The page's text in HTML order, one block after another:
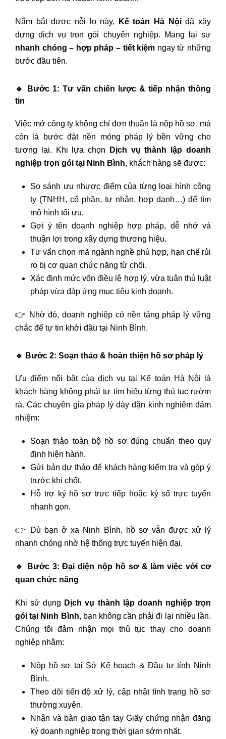
Nắm bắt được nỗi lo này, Kế toán Hà Nộiđã xây
dựng dịch vụ trọn gói chuyên nghiệp. Mang lại sự
nhanh chóng – hợp pháp – tiết kiệm ngay từ những
bước đầu tiên.
🔹
Bước 1: Tư vấn chiến lược & tiếp nhận thông
tin
Việc mở công ty không chỉ đơn thuần là nộp hồ sơ, mà
còn là bước đặt nền móng pháp lý bền vững cho
tương lai. Khi lựa chọn
Dịch vụ thành lập doanh
nghiệp trọn gói tại Ninh Bình, khách hàng sẽ được:
So sánh ưu nhược điểm của từng loại hình công
ty (TNHH, cổ phần, tư nhân, hợp danh…) để tìm
mô hình tối ưu.
Gợi ý tên doanh nghiệp hợp pháp, dễ nhớ và
thuận lợi trong xây dựng thương hiệu.
Tư vấn chọn mã ngành nghề phù hợp, hạn chế rủi
ro bị cơ quan chức năng từ chối.
Xác định mức vốn điều lệ hợp lý, vừa tuân thủ luật
pháp vừa đáp ứng mục tiêu kinh doanh.
👉 Nhờ đó, doanh nghiệp có nền tảng pháp lý vững
chắc để tự tin khởi đầu tại Ninh Bình.
🔹 Bước 2: Soạn thảo & hoàn thiện hồ sơ pháp lý
Ưu điểm nổi bật của dịch vụ tại Kế toán Hà Nội là
khách hàng không phải tự tìm hiểu từng thủ tục rườm
rà. Các chuyên gia pháp lý dày dặn kinh nghiệm đảm
nhiệm:
Soạn thảo toàn bộ hồ sơ đúng chuẩn theo quy
định hiện hành.
Gửi bản dự thảo để khách hàng kiểm tra và góp ý
trước khi chốt.
Hỗ trợ ký hồ sơ trực tiếp hoặc ký số trực tuyến
nhanh gọn.
👉 Dù bạn ở xa Ninh Bình, hồ sơ vẫn được xử lý
nhanh chóng nhờ hệ thống trực tuyến hiện đại.
🔹
Bước 3: Đại diện nộp hồ sơ & làm việc với cơ
quan chức năng
Khi sử dụng Dịch vụ thành lập doanh nghiệp trọn
gói tại Ninh Bình, bạn không cần phải đi lại nhiều lần.
Chúng tôi đảm nhận mọi thủ tục thay cho doanh
nghiệp nhằm:
Nộp hồ sơ tại Sở Kế hoạch & Đầu tư tỉnh Ninh
Bình.
Theo dõi tiến độ xử lý, cập nhật tình trạng hồ sơ
thường xuyên.
Nhận và bàn giao tận tay Giấy chứng nhận đăng
ký doanh nghiệp trong thời gian sớm nhất.